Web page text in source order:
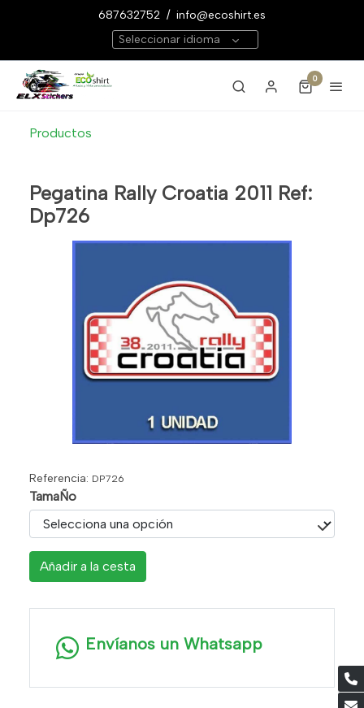
687632752 / info@ecoshirt.es
Seleccionar idioma
0
Productos
Pegatina Rally Croatia 2011 Ref:
Dp726
Referencia: DP726
TamaÑo
Añadir a la cesta
Envíanos un Whatsapp